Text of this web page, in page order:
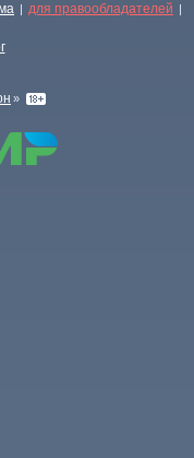
| для правообладателей |
»